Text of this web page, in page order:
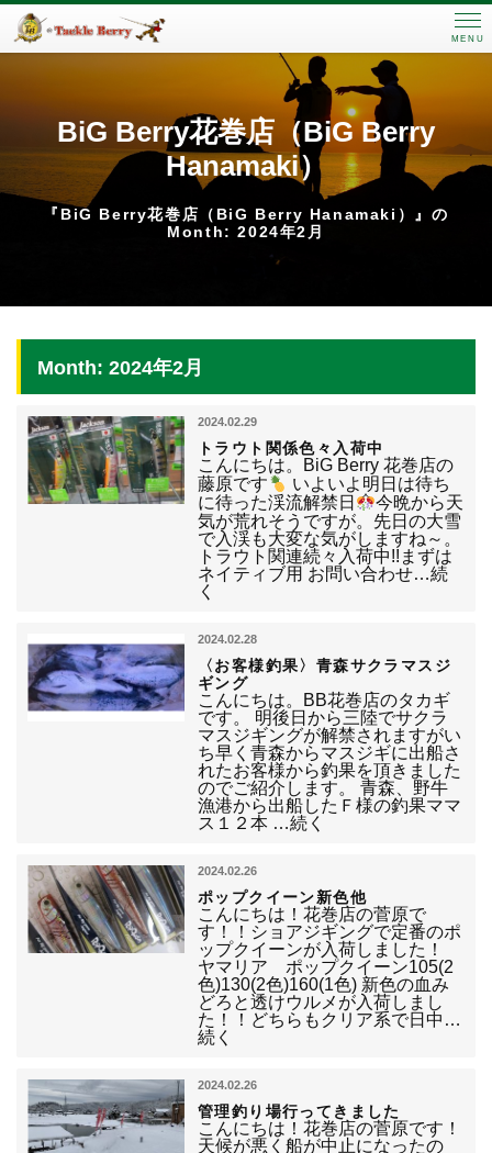
MENU
BiG Berry花巻店（BiG Berry
Hanamaki）
『BiG Berry花巻店（BiG Berry Hanamaki）』の
Month: 2024年2月
Month: 2024年2月
2024.02.29
トラウト関係色々入荷中
こんにちは。BiG Berry 花巻店の
藤原です
いよいよ明日は待ち
に待った渓流解禁日
今晩から天
気が荒れそうですが。先日の大雪
で入渓も大変な気がしますね～。
トラウト関連続々入荷中!!まずは
ネイティブ用 お問い合わせ…続
く
2024.02.28
〈お客様釣果〉青森サクラマスジ
ギング
こんにちは。BB花巻店のタカギ
です。 明後日から三陸でサクラ
マスジギングが解禁されますがい
ち早く青森からマスジギに出船さ
れたお客様から釣果を頂きました
のでご紹介します。 青森、野牛
漁港から出船したＦ様の釣果ママ
ス１２本 …続く
2024.02.26
ポップクイーン新色他
こんにちは！花巻店の菅原で
す！！ショアジギングで定番のポ
ップクイーンが入荷しました！
ヤマリア ポップクイーン105(2
色)130(2色)160(1色) 新色の血み
どろと透けウルメが入荷しまし
た！！どちらもクリア系で日中…
続く
2024.02.26
管理釣り場行ってきました
こんにちは！花巻店の菅原です！
天候が悪く船が中止になったの